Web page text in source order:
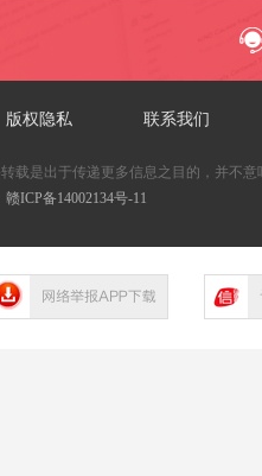
版权隐私 联系我们
载是出于传递更多信息之目的，并不
赣ICP备14002134号-11